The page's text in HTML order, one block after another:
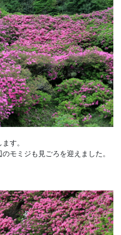
す。
モミジも見ごろを迎えました。